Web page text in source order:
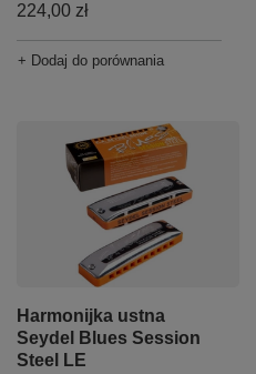
224,00 zł
+ Dodaj do porównania
Harmonijka ustna
Seydel Blues Session
Steel LE